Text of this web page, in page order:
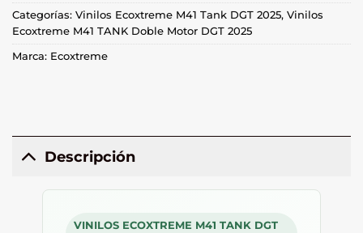
Categorías: Vinilos Ecoxtreme M41 Tank DGT 2025, Vinilos
Ecoxtreme M41 TANK Doble Motor DGT 2025
Marca: Ecoxtreme
Descripción
VINILOS ECOXTREME M41 TANK DGT